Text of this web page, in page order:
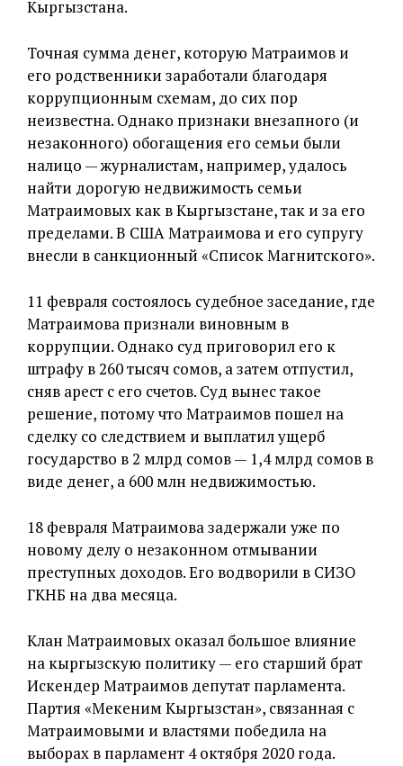
Кыргызстана.
Точная сумма денег, которую Матраимов и
его родственники заработали благодаря
коррупционным схемам, до сих пор
неизвестна. Однако признаки внезапного (и
незаконного) обогащения его семьи были
налицо — журналистам, например, удалось
найти дорогую недвижимость семьи
Матраимовых как в Кыргызстане, так и за его
пределами. В США Матраимова и его супругу
внесли в санкционный «Список Магнитского».
11 февраля состоялось судебное заседание, где
Матраимова признали виновным в
коррупции. Однако суд приговорил его к
штрафу в 260 тысяч сомов, а затем отпустил,
сняв арест с его счетов. Суд вынес такое
решение, потому что Матраимов пошел на
сделку со следствием и выплатил ущерб
государство в 2 млрд сомов — 1,4 млрд сомов в
виде денег, а 600 млн недвижимостью.
18 февраля Матраимова задержали уже по
новому делу о незаконном отмывании
преступных доходов. Его водворили в СИЗО
ГКНБ на два месяца.
Клан Матраимовых оказал большое влияние
на кыргызскую политику — его старший брат
Искендер Матраимов депутат парламента.
Партия «Мекеним Кыргызстан», связанная с
Матраимовыми и властями победила на
выборах в парламент 4 октября 2020 года.